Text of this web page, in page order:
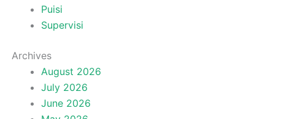
Puisi
Supervisi
Archives
August 2026
July 2026
June 2026